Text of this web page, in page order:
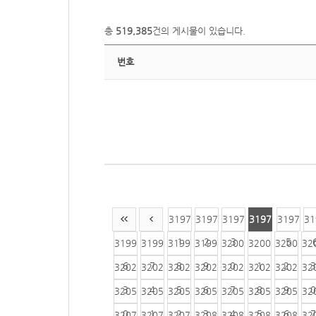
총 519,385건의 게시물이 있습니다.
번호
3197
1
3197
2
3197
3
3197
4
3197
5
3199
6
3199
7
3199
8
3199
9
3200
0
3200
1
3200
2 3
3202
3
3202
4
3202
5
3202
6
3202
7
3202
8
3202
9 0
3205
0
3205
1
3205
2
3205
3
3205
4
3205
5
3205
6 7